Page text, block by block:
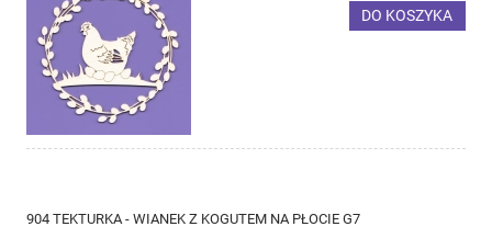
DO KOSZYKA
904 TEKTURKA - WIANEK Z KOGUTEM NA PŁOCIE G7